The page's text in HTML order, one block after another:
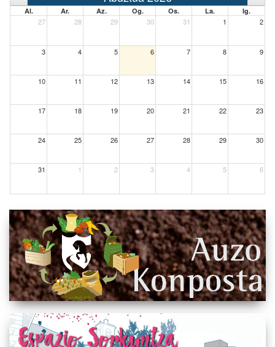
Al. Ar. Az. Og. Os. La. Ig.
27 28 29 30 31 1 2
3 4 5 6 7 8 9
10 11 12 13 14 15 16
17 18 19 20 21 22 23
24 25 26 27 28 29 30
31 1 2 3 4 5 6